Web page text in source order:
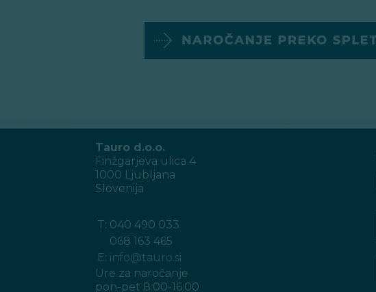
Tauro d.o.o.
Finžgarjeva ulica 4
1000 Ljubljana
Slovenija
T: 040 490 033
068 163 465
E: info@tauro.si
Ure za naročanje
pon-pet 8:00-16:00